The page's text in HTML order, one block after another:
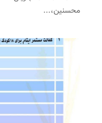
محسنین،...